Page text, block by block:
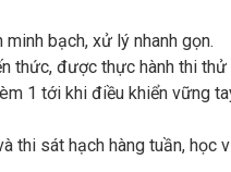
bạch, xử lý nhanh gọn.
thức, được thực hành thi
1 tới khi điều khiển vững
thi sát hạch hàng tuần,